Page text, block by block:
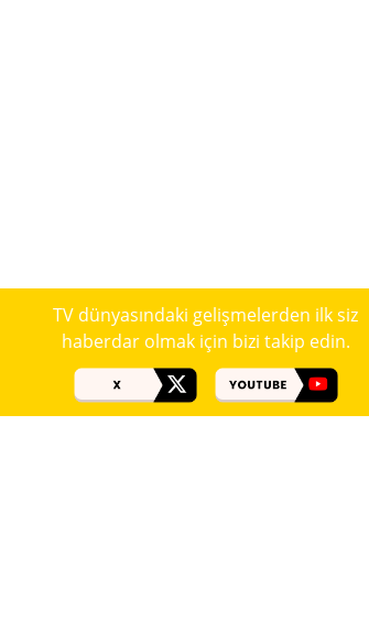
TV dünyasındaki gelişmelerden ilk siz
haberdar olmak için bizi takip edin.